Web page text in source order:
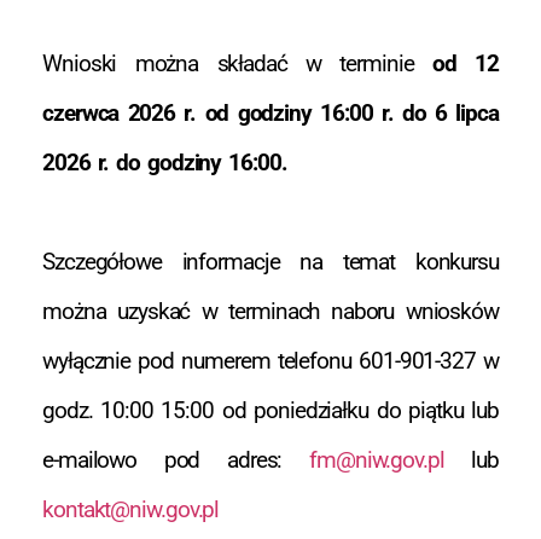
Wnioski można składać w terminieod 12
czerwca 2026 r. od godziny 16:00 r. do 6 lipca
2026 r. do godziny 16:00.
Szczegółowe informacje na temat konkursu
można uzyskać w terminach naboru wniosków
wyłącznie pod numerem telefonu 601-901-327 w
godz. 10:00 15:00 od poniedziałku do piątku lub
e-mailowo pod adres: fm@niw.gov.pllub
kontakt@niw.gov.pl